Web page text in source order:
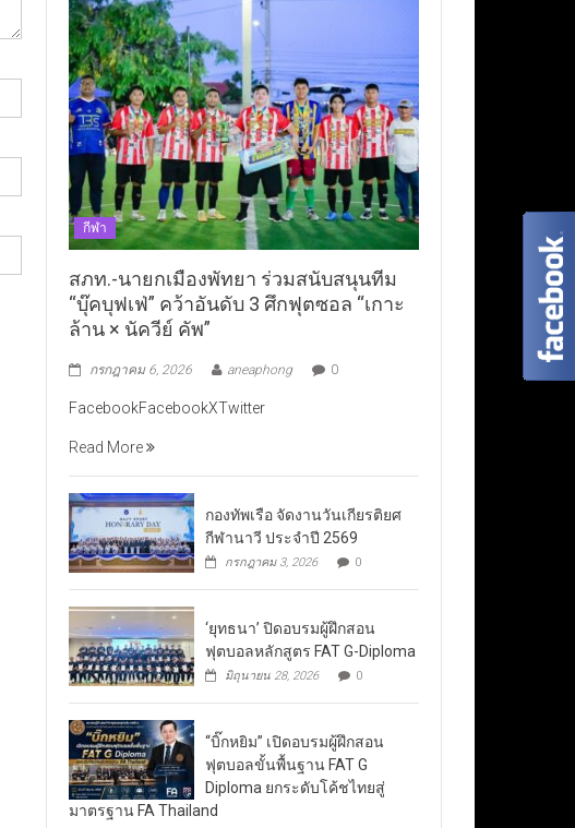
กีฬา
สภท.-นายกเมืองพัทยา ร่วมสนับสนุนทีม
“บุ๊คบุฟเฟ่” คว้าอันดับ 3 ศึกฟุตซอล “เกาะ
ล้าน × นัควีย์ คัพ”
กรกฎาคม 6, 2026 aneaphong 0
FacebookFacebookXTwitter
Read More
กองทัพเรือ จัดงานวันเกียรติยศ
กีฬานาวี ประจำปี 2569
กรกฎาคม 3, 2026 0
‘ยุทธนา’ ปิดอบรมผู้ฝึกสอน
ฟุตบอลหลักสูตร FAT G-Diploma
มิถุนายน 28, 2026 0
“บิ๊กหยิม” เปิดอบรมผู้ฝึกสอน
ฟุตบอลขั้นพื้นฐาน FAT G
Diploma ยกระดับโค้ชไทยสู่
มาตรฐาน FA Thailand